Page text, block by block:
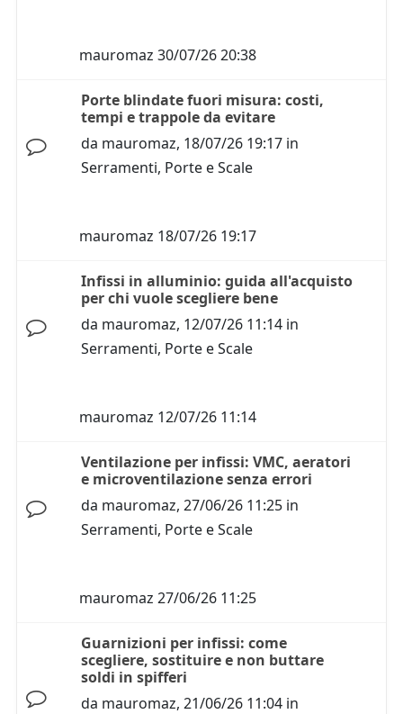
mauromaz 30/07/26 20:38
Porte blindate fuori misura: costi,
tempi e trappole da evitare
da mauromaz, 18/07/26 19:17 in
Serramenti, Porte e Scale
mauromaz 18/07/26 19:17
Infissi in alluminio: guida all'acquisto
per chi vuole scegliere bene
da mauromaz, 12/07/26 11:14 in
Serramenti, Porte e Scale
mauromaz 12/07/26 11:14
Ventilazione per infissi: VMC, aeratori
e microventilazione senza errori
da mauromaz, 27/06/26 11:25 in
Serramenti, Porte e Scale
mauromaz 27/06/26 11:25
Guarnizioni per infissi: come
scegliere, sostituire e non buttare
soldi in spifferi
da mauromaz, 21/06/26 11:04 in